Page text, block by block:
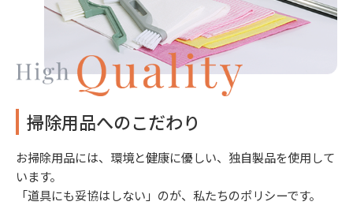
掃除用品へのこだわり
お掃除用品には、環境と健康に優しい、独自製品を使用して
います。
「道具にも妥協はしない」のが、私たちのポリシーです。